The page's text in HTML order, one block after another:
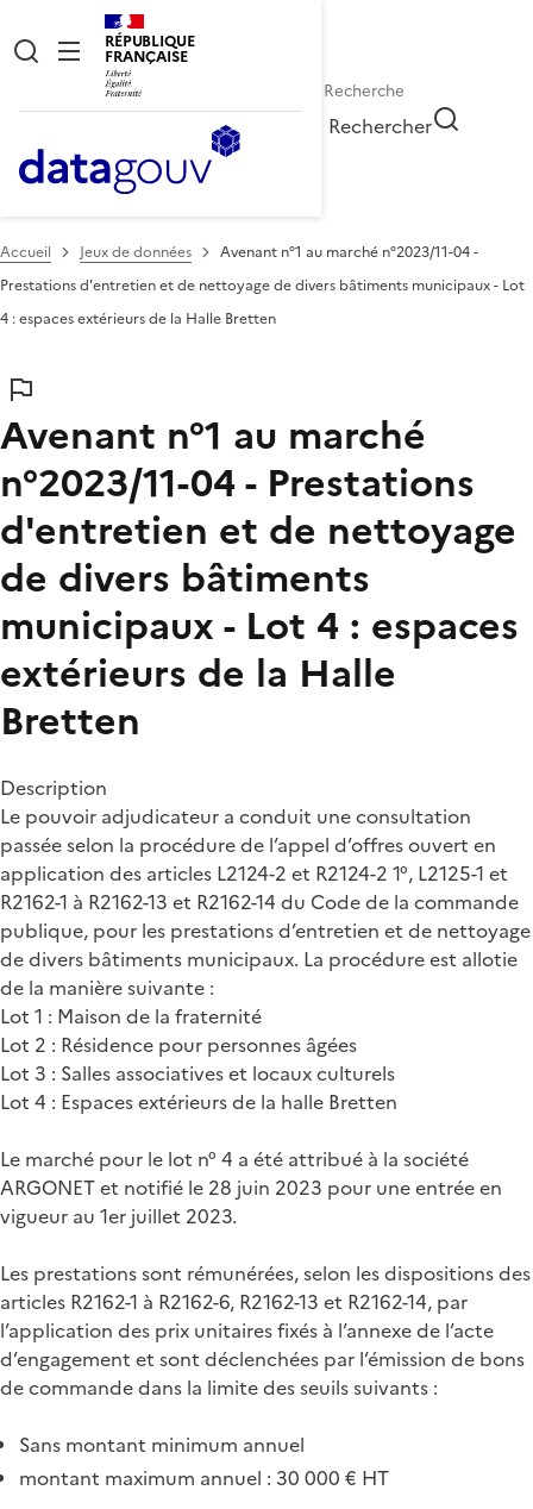
RÉPUBLIQUE
FRANÇAISE
Rechercher
Accueil Jeux de données
Avenant n°1 au marché n°2023/11-04 -
Prestations d'entretien et de nettoyage de divers bâtiments municipaux - Lot
4 : espaces extérieurs de la Halle Bretten
Avenant n°1 au marché
n°2023/11-04 - Prestations
d'entretien et de nettoyage
de divers bâtiments
municipaux - Lot 4 : espaces
extérieurs de la Halle
Bretten
Description
Le pouvoir adjudicateur a conduit une consultation
passée selon la procédure de l’appel d’offres ouvert en
application des articles L2124-2 et R2124-2 1°, L2125-1 et
R2162-1 à R2162-13 et R2162-14 du Code de la commande
publique, pour les prestations d’entretien et de nettoyage
de divers bâtiments municipaux. La procédure est allotie
de la manière suivante :
Lot 1 : Maison de la fraternité
Lot 2 : Résidence pour personnes âgées
Lot 3 : Salles associatives et locaux culturels
Lot 4 : Espaces extérieurs de la halle Bretten
Le marché pour le lot n° 4 a été attribué à la société
ARGONET et notifié le 28 juin 2023 pour une entrée en
vigueur au 1er juillet 2023.
Les prestations sont rémunérées, selon les dispositions des
articles R2162-1 à R2162-6, R2162-13 et R2162-14, par
l’application des prix unitaires fixés à l’annexe de l’acte
d’engagement et sont déclenchées par l’émission de bons
de commande dans la limite des seuils suivants :
Sans montant minimum annuel
montant maximum annuel : 30 000 € HT